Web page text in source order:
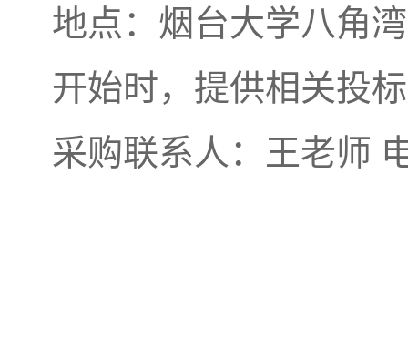
地点：烟台大学八角
开始时，提供相关投
采购联系人：王老师